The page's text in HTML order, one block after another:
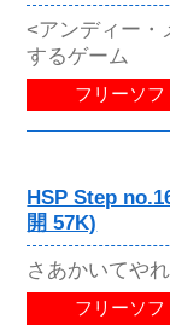
<アンディー・
するゲーム
フリーソフ
HSP Step
開 57K)
さあかいてや
フリーソフ